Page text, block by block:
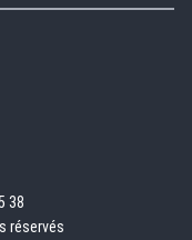
38
réservés